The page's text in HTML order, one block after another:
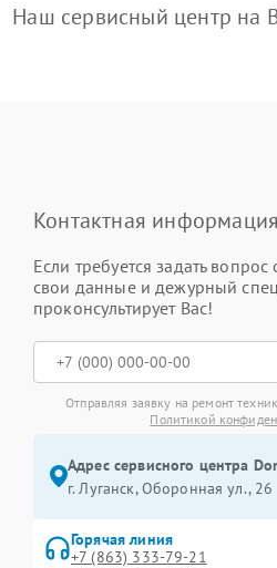
Наш сервисный центр на
Контактная информация
Если требуется задать вопрос
свои данные и дежурный
проконсультирует Вас!
Отправляя заявку на ремонт
Политикой
Адрес сервисного центра
г. Луганск, Оборонная ул., 26
Горячая линия
+7 (863) 333-79-21